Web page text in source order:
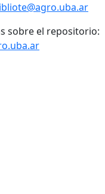
sobre el repositorio: